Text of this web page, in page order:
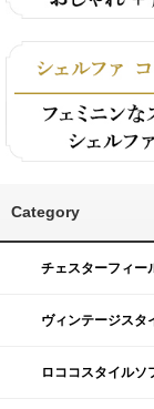
Category
チェスターフィー
ヴィンテージスタ
ロココスタイルソ